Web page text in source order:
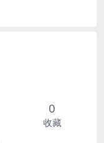
0
收藏